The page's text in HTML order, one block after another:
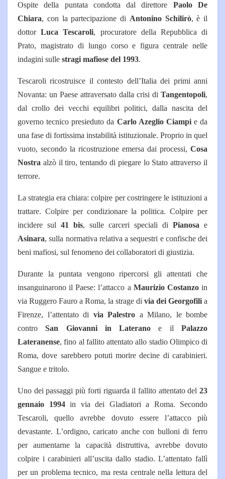
Ospite della puntata condotta dal direttore Paolo De
Chiara, con la partecipazione di Antonino Schilirò, è il
dottorLuca Tescaroli, procuratore della Repubblica di
Prato, magistrato di lungo corso e figura centrale nelle
indagini sulle stragi mafiose del 1993.
Tescaroli ricostruisce il contesto dell’Italia dei primi anni
Novanta: un Paese attraversato dalla crisi di Tangentopoli,
dal crollo dei vecchi equilibri politici, dalla nascita del
governo tecnico presieduto da Carlo Azeglio Ciampie da
una fase di fortissima instabilità istituzionale. Proprio in quel
vuoto, secondo la ricostruzione emersa dai processi, Cosa
Nostra alzò il tiro, tentando di piegare lo Stato attraverso il
terrore.
La strategia era chiara: colpire per costringere le istituzioni a
trattare. Colpire per condizionare la politica. Colpire per
incidere sul 41 bis, sulle carceri speciali di Pianosa e
Asinara, sulla normativa relativa a sequestri e confische dei
beni mafiosi, sul fenomeno dei collaboratori di giustizia.
Durante la puntata vengono ripercorsi gli attentati che
insanguinarono il Paese: l’attacco a Maurizio Costanzoin
via Ruggero Fauro a Roma, la strage di via dei Georgofili a
Firenze, l’attentato di via Palestro a Milano, le bombe
controSan Giovanni in Laterano e ilPalazzo
Lateranense, fino al fallito attentato allo stadio Olimpico di
Roma, dove sarebbero potuti morire decine di carabinieri.
Sangue e tritolo.
Uno dei passaggi più forti riguarda il fallito attentato del 23
gennaio 1994in via dei Gladiatori a Roma. Secondo
Tescaroli, quello avrebbe dovuto essere l’attacco più
devastante. L’ordigno, caricato anche con bulloni di ferro
per aumentarne la capacità distruttiva, avrebbe dovuto
colpire i carabinieri all’uscita dallo stadio. L’attentato fallì
per un problema tecnico, ma resta centrale nella lettura del